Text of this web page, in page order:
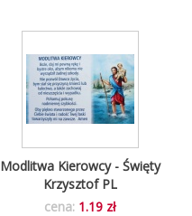
Modlitwa Kierowcy - Święty
Krzysztof PL
cena: 1.19 zł